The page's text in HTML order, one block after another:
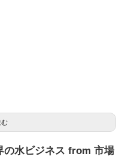
の水ビジネス from 市場